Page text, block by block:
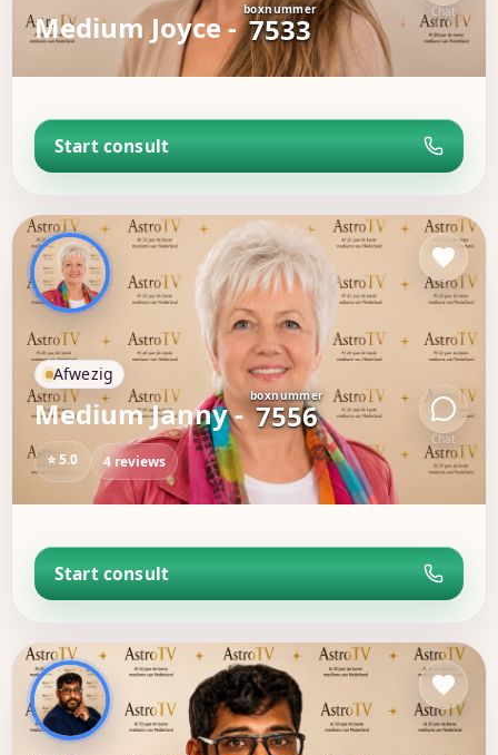
Chat
Medium Joyce -boxnummer
7533
Start consult
Chat
Afwezig
Medium Janny -boxnummer
7556
⭐ 5.0 4 reviews
Start consult